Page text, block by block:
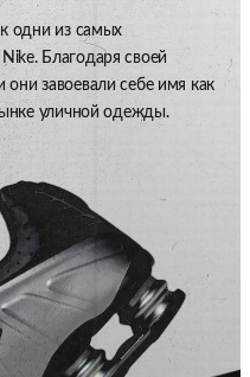
одни из самых
Благодаря своей
завоевали себе имя как
уличной одежды.